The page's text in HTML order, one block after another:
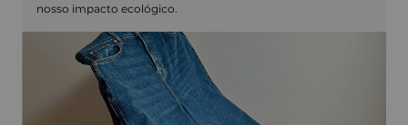
nosso impacto ecológico.